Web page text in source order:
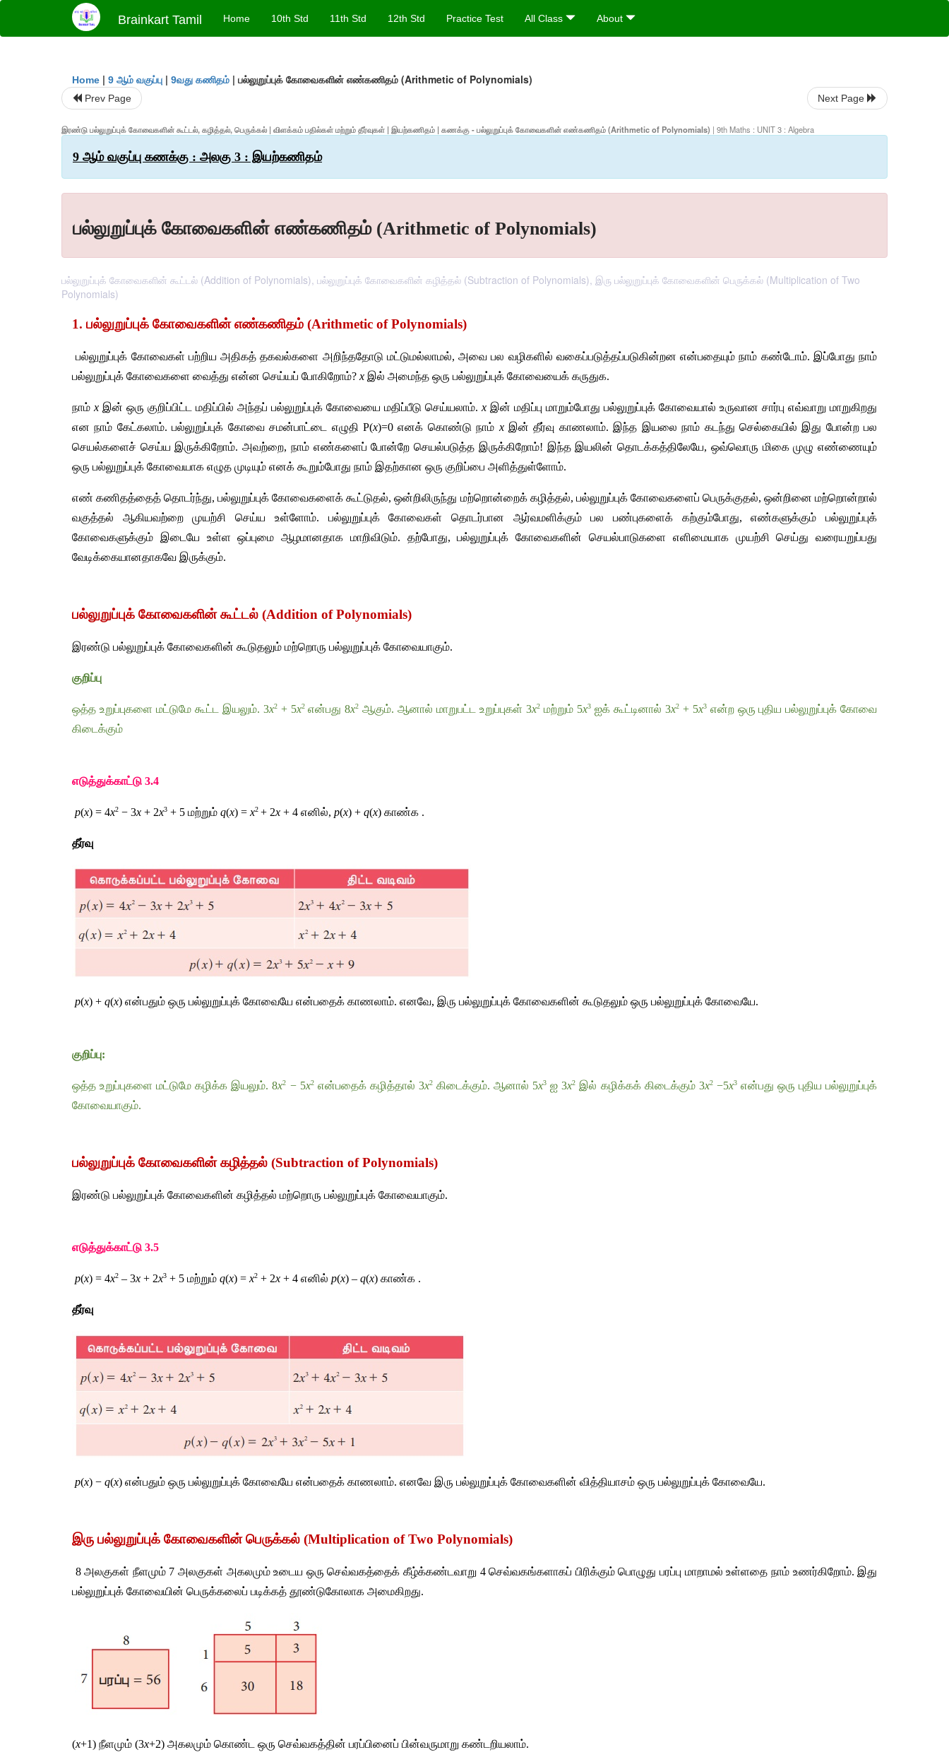
Brainkart Tamil Home 10th Std 11th Std 12th Std Practice Test All Class About
Home | 9 ஆம் வகுப்பு | 9வது கணிதம் | பல்லுறுப்புக் கோவைகளின் எண்கணிதம் (Arithmetic of Polynomials)
Prev Page Next Page
இரண்டு பல்லுறுப்புக் கோவைகளின் கூட்டல், கழித்தல், பெருக்கல் | விளக்கம் பதில்கள் மற்றும் தீர்வுகள் | இயற்கணிதம் | கணக்கு - பல்லுறுப்புக் கோவைகளின் எண்கணிதம் (Arithmetic of Polynomials) | 9th Maths : UNIT 3 : Algebra
9 ஆம் வகுப்பு கணக்கு : அலகு 3 : இயற்கணிதம்
பல்லுறுப்புக் கோவைகளின் எண்கணிதம் (Arithmetic of Polynomials)
பல்லுறுப்புக் கோவைகளின் கூட்டல் (Addition of Polynomials), பல்லுறுப்புக் கோவைகளின் கழித்தல் (Subtraction of Polynomials), இரு பல்லுறுப்புக் கோவைகளின் பெருக்கல் (Multiplication of Two
Polynomials)
1. பல்லுறுப்புக் கோவைகளின் எண்கணிதம் (Arithmetic of Polynomials)
பல்லுறுப்புக் கோவைகள் பற்றிய அதிகத் தகவல்களை அறிந்ததோடு மட்டுமல்லாமல், அவை பல வழிகளில் வகைப்படுத்தப்படுகின்றன என்பதையும் நாம் கண்டோம். இப்போது நாம்
பல்லுறுப்புக் கோவைகளை வைத்து என்ன செய்யப் போகிறோம்? x இல் அமைந்த ஒரு பல்லுறுப்புக் கோவையைக் கருதுக.
நாம் x இன் ஒரு குறிப்பிட்ட மதிப்பில் அந்தப் பல்லுறுப்புக் கோவையை மதிப்பீடு செய்யலாம். x இன் மதிப்பு மாறும்போது பல்லுறுப்புக் கோவையால் உருவான சார்பு எவ்வாறு மாறுகிறது
என நாம் கேட்கலாம். பல்லுறுப்புக் கோவை சமன்பாட்டை எழுதி P(x)=0 எனக் கொண்டு நாம் x இன் தீர்வு காணலாம். இந்த இயலை நாம் கடந்து செல்கையில் இது போன்ற பல
செயல்களைச் செய்ய இருக்கிறோம். அவற்றை, நாம் எண்களைப் போன்றே செயல்படுத்த இருக்கிறோம்! இந்த இயலின் தொடக்கத்திலேயே, ஒவ்வொரு மிகை முழு எண்ணையும்
ஒரு பல்லுறுப்புக் கோவையாக எழுத முடியும் எனக் கூறும்போது நாம் இதற்கான ஒரு குறிப்பை அளித்துள்ளோம்.
எண் கணிதத்தைத் தொடர்ந்து, பல்லுறுப்புக் கோவைகளைக் கூட்டுதல், ஒன்றிலிருந்து மற்றொன்றைக் கழித்தல், பல்லுறுப்புக் கோவைகளைப் பெருக்குதல், ஒன்றினை மற்றொன்றால்
வகுத்தல்
ஆகியவற்றை முயற்சி செய்ய உள்ளோம். பல்லுறுப்புக் கோவைகள் தொடர்பான ஆர்வமளிக்கும் பல பண்புகளைக் கற்கும்போது, எண்களுக்கும்
பல்லுறுப்புக்
கோவைகளுக்கும்
இடையே உள்ள ஒப்புமை ஆழமானதாக மாறிவிடும். தற்போது, பல்லுறுப்புக் கோவைகளின் செயல்பாடுகளை எளிமையாக முயற்சி செய்து
வரையறுப்பது
வேடிக்கையானதாகவே இருக்கும்.
பல்லுறுப்புக் கோவைகளின் கூட்டல் (Addition of Polynomials)
இரண்டு பல்லுறுப்புக் கோவைகளின் கூடுதலும் மற்றொரு பல்லுறுப்புக் கோவையாகும்.
குறிப்பு
ஒத்த உறுப்புகளை மட்டுமே கூட்ட இயலும். 3x2 + 5x2 என்பது 8x2 ஆகும். ஆனால் மாறுபட்ட உறுப்புகள் 3x2 மற்றும் 5x3 ஐக் கூட்டினால் 3x2 + 5x3 என்ற ஒரு புதிய பல்லுறுப்புக் கோவை
கிடைக்கும்
எடுத்துக்காட்டு 3.4
p(x) = 4x2 − 3x + 2x3 + 5 மற்றும் q(x) = x2 + 2x + 4 எனில், p(x) + q(x) காண்க .
தீர்வு
p(x) + q(x) என்பதும் ஒரு பல்லுறுப்புக் கோவையே என்பதைக் காணலாம். எனவே, இரு பல்லுறுப்புக் கோவைகளின் கூடுதலும் ஒரு பல்லுறுப்புக் கோவையே.
குறிப்பு:
ஒத்த உறுப்புகளை மட்டுமே கழிக்க இயலும். 8x2 − 5x2 என்பதைக் கழித்தால் 3x2 கிடைக்கும். ஆனால் 5x3 ஐ 3x2 இல் கழிக்கக் கிடைக்கும் 3x2 −5x3 என்பது ஒரு புதிய பல்லுறுப்புக்
கோவையாகும்.
பல்லுறுப்புக் கோவைகளின் கழித்தல் (Subtraction of Polynomials)
இரண்டு பல்லுறுப்புக் கோவைகளின் கழித்தல் மற்றொரு பல்லுறுப்புக் கோவையாகும்.
எடுத்துக்காட்டு 3.5
p(x) = 4x2 – 3x + 2x3 + 5 மற்றும் q(x) = x2 + 2x + 4 எனில் p(x) – q(x) காண்க .
தீர்வு
p(x) − q(x) என்பதும் ஒரு பல்லுறுப்புக் கோவையே என்பதைக் காணலாம். எனவே இரு பல்லுறுப்புக் கோவைகளின் வித்தியாசம் ஒரு பல்லுறுப்புக் கோவையே.
இரு பல்லுறுப்புக் கோவைகளின் பெருக்கல் (Multiplication of Two Polynomials)
8 அலகுகள் நீளமும் 7 அலகுகள் அகலமும் உடைய ஒரு செவ்வகத்தைக் கீழ்க்கண்டவாறு 4 செவ்வகங்களாகப் பிரிக்கும் பொழுது பரப்பு மாறாமல் உள்ளதை நாம் உணர்கிறோம். இது
பல்லுறுப்புக் கோவையின் பெருக்கலைப் படிக்கத் தூண்டுகோலாக அமைகிறது.
(x+1) நீளமும் (3x+2) அகலமும் கொண்ட ஒரு செவ்வகத்தின் பரப்பினைப் பின்வருமாறு கண்டறியலாம்.